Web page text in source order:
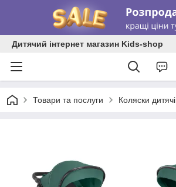
Дитячий інтернет магазин Kids-shop
Товари та послуги Коляски дитячі